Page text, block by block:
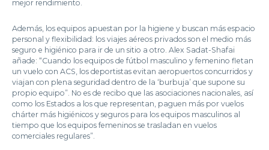
mejor rendimiento.
Además, los equipos apuestan por la higiene y buscan más espacio
personal y flexibilidad: los viajes aéreos privados son el medio más
seguro e higiénico para ir de un sitio a otro. Alex Sadat-Shafai
añade: “Cuando los equipos de fútbol masculino y femenino fletan
un vuelo con ACS, los deportistas evitan aeropuertos concurridos y
viajan con plena seguridad dentro de la ‘burbuja’ que supone su
propio equipo”. No es de recibo que las asociaciones nacionales, así
como los Estados a los que representan, paguen más por vuelos
chárter más higiénicos y seguros para los equipos masculinos al
tiempo que los equipos femeninos se trasladan en vuelos
comerciales regulares”.